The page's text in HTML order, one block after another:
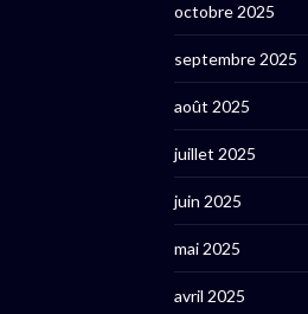
octobre 2025
septembre 2025
août 2025
juillet 2025
juin 2025
mai 2025
avril 2025